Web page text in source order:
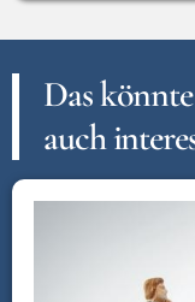
Das
auch